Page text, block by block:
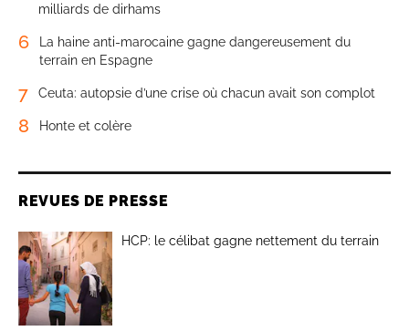
milliards de dirhams
6
La haine anti-marocaine gagne dangereusement du
terrain en Espagne
7 Ceuta: autopsie d’une crise où chacun avait son complot
8 Honte et colère
REVUES DE PRESSE
HCP: le célibat gagne nettement du terrain